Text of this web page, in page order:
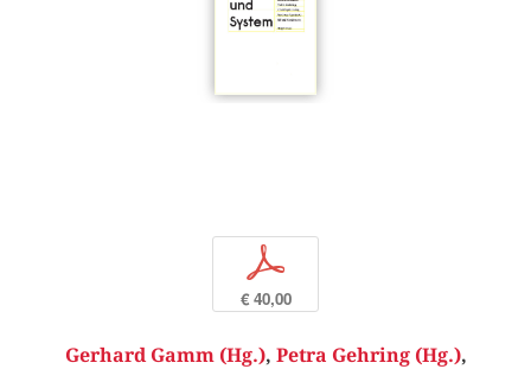
p
€ 40,00
Gerhard Gamm (Hg.), Petra Gehring (Hg.),